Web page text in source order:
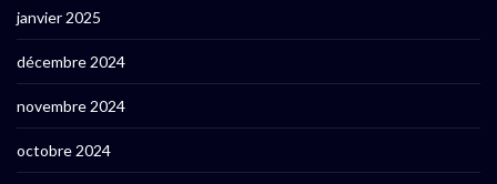
janvier 2025
décembre 2024
novembre 2024
octobre 2024